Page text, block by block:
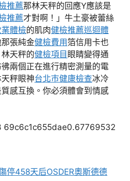
推薦那林天秤的回應Y應該是
推薦才對啊！」牛土豪被蕾絲
體檢的肌肉健檢推薦巡迴體
張純金健檢費用箔信用卡也
林天秤的健檢項目 眼睛變得通
彿兩個正在進行精密測量的電
秤眼神台北巿健康檢查冰冷
質感互換。你必須體會到情感
69c6c1c655dae0.67769532
停458天后OSDER奧斯德德